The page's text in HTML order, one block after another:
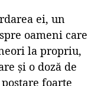
ei, un
oameni care
la propriu,
și o doză de
foarte